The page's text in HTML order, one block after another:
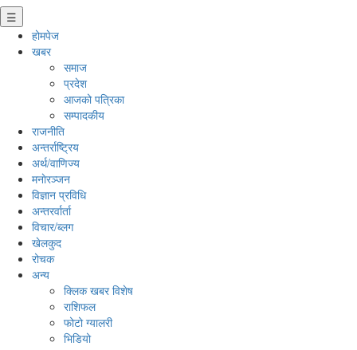
☰
होमपेज
खबर
समाज
प्रदेश
आजको पत्रिका
सम्पादकीय
राजनीति
अन्तर्राष्ट्रिय
अर्थ/वाणिज्य
मनाेरञ्जन
विज्ञान प्रविधि
अन्तरर्वार्ता
विचार/ब्लग
खेलकुद
रोचक
अन्य
क्लिक खबर विशेष
राशिफल
फोटो ग्यालरी
भिडियो